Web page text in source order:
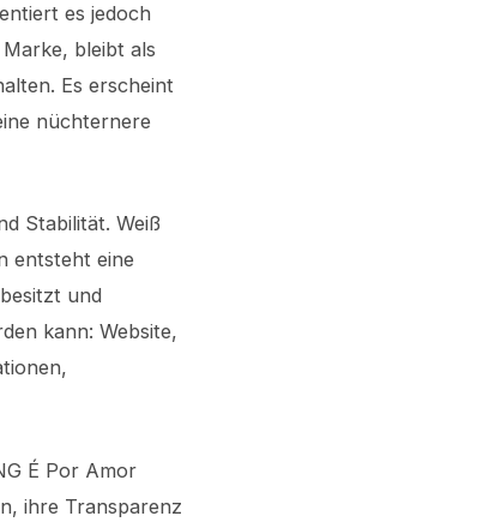
es jedoch
bleibt als
Es erscheint
nüchternere
Stabilität. Weiß
entsteht eine
und
kann: Website,
É Por Amor
ihre Transparenz